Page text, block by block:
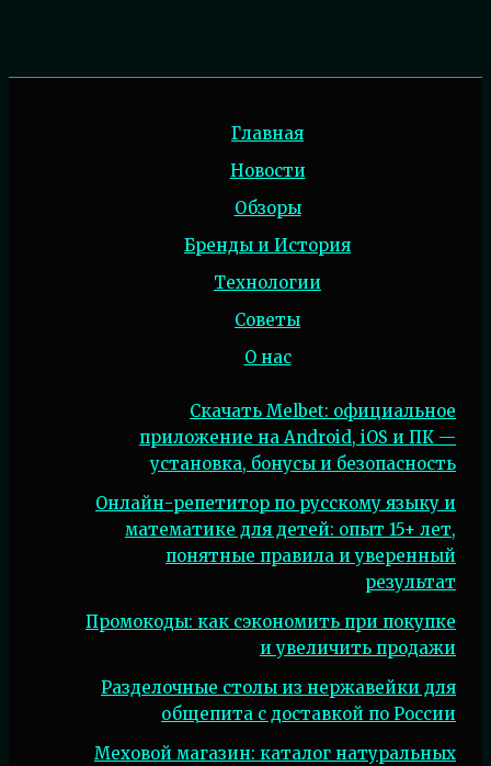
Главная
Новости
Обзоры
Бренды и История
Технологии
Советы
О нас
Скачать Melbet: официальное
приложение на Android, iOS и ПК —
установка, бонусы и безопасность
Онлайн-репетитор по русскому языку и
математике для детей: опыт 15+ лет,
понятные правила и уверенный
результат
Промокоды: как сэкономить при покупке
и увеличить продажи
Разделочные столы из нержавейки для
общепита с доставкой по России
Меховой магазин: каталог натуральных